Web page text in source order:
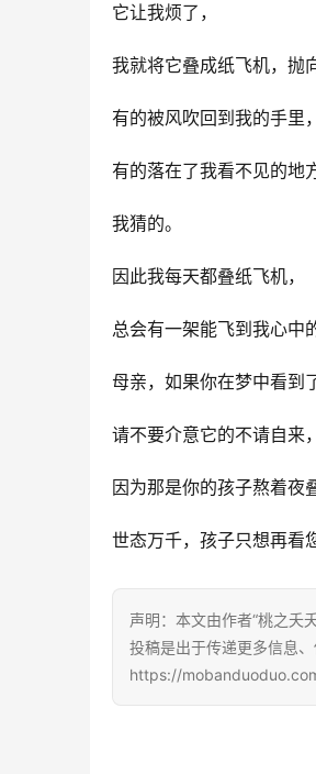
它让我烦了，
我就将它叠成纸飞机，抛
有的被风吹回到我的手里，
有的落在了我看不见的地
我猜的。
因此我每天都叠纸飞机，
总会有一架能飞到我心中
母亲，如果你在梦中看到
请不要介意它的不请自来，
因为那是你的孩子熬着夜
世态万千，孩子只想再看
声明：本文由作者“桃之夭
投稿是出于传递更多信息
https://